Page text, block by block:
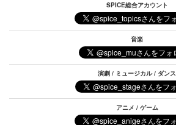
SPICE総合アカウント
音楽
演劇 / ミュージカル / ダンス
アニメ / ゲーム